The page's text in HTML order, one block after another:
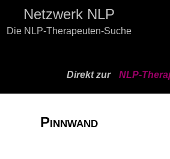
Netzwerk NLP
Die NLP-Therapeuten-Suche
Direkt zur NLP-
Pinnwand